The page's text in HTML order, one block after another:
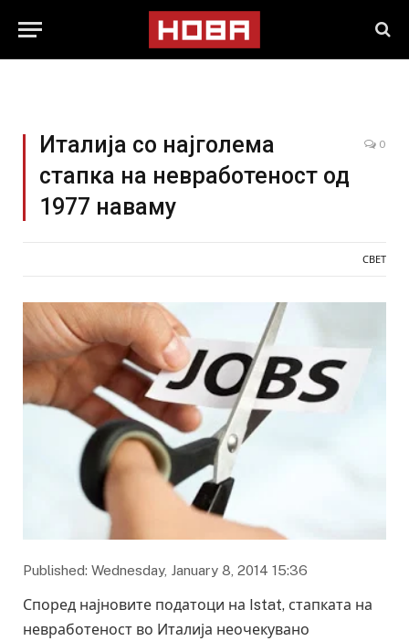
Италија со најголема
стапка на невработеност од
1977 наваму
0
СВЕТ
Published: Wednesday, January 8, 2014 15:36
Според најновите податоци на Istat, стапката на
невработеност во Италија неочекувано